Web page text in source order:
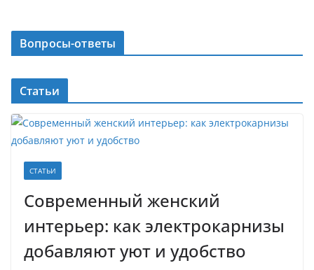
Вопросы-ответы
Статьи
СТАТЬИ
Современный женский
интерьер: как электрокарнизы
добавляют уют и удобство